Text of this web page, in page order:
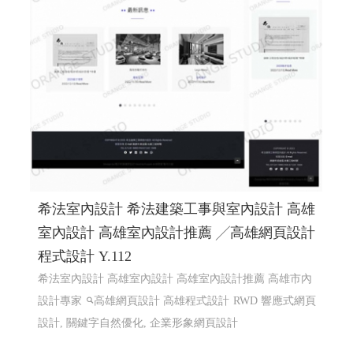
希法室內設計 希法建築工事與室內設計 高雄
室內設計 高雄室內設計推薦 ╱高雄網頁設計
程式設計 Y.112
希法室內設計 高雄室內設計 高雄室內設計推薦 高雄市內
設計專家
高雄網頁設計 高雄程式設計 RWD 響應式網頁
設計, 關鍵字自然優化, 企業形象網頁設計